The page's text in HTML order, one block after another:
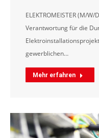
ELEKTROMEISTER (M/
Verantwortung für die
gewerblichen…
Mehr erfahren